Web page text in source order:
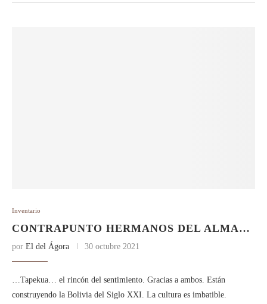
Inventario
CONTRAPUNTO HERMANOS DEL ALMA…
por El del Ágora 30 octubre 2021
…Tapekua… el rincón del sentimiento. Gracias a ambos. Están
construyendo la Bolivia del Siglo XXI. La cultura es imbatible.